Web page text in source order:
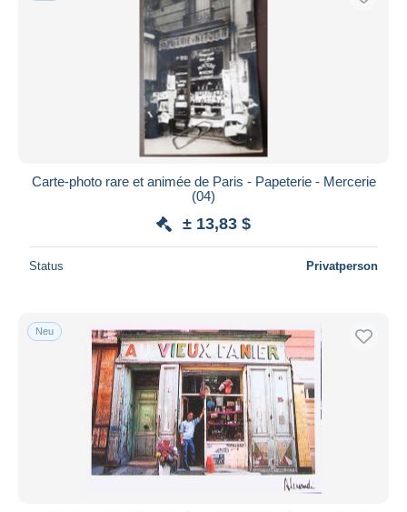
Carte-photo rare et animée de Paris - Papeterie - Mercerie
(04)
± 13,83 $
Status Privatperson
Neu